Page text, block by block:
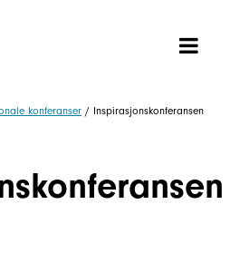
konferanser / Inspirasjonskonferansen